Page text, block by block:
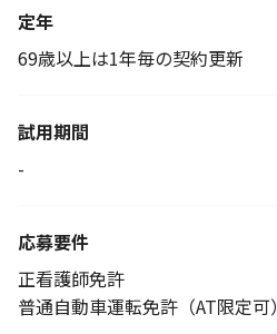
定年
69歳以上は1年毎の契約更新
試用期間
-
応募要件
正看護師免許
普通自動車運転免許（AT限定可）